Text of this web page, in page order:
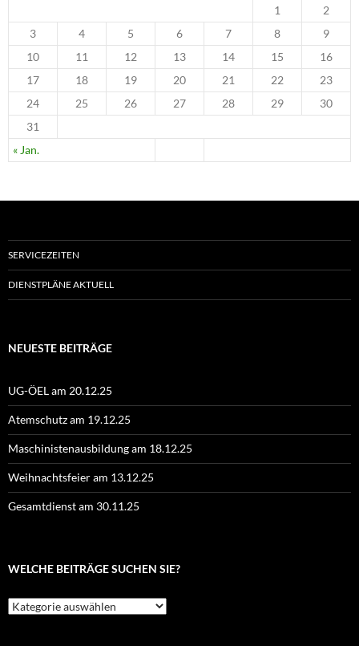
« Jan.
1
2
3
4 5 6 7 8
9
10
11 12 13 14 15
16
17
18 19 20 21 22
23
24
25 26 27 28 29
30
31
SERVICEZEITEN
DIENSTPLÄNE AKTUELL
NEUESTE BEITRÄGE
UG-ÖEL am 20.12.25
Atemschutz am 19.12.25
Maschinistenausbildung am 18.12.25
Weihnachtsfeier am 13.12.25
Gesamtdienst am 30.11.25
WELCHE BEITRÄGE SUCHEN SIE?
Welche
Beiträge